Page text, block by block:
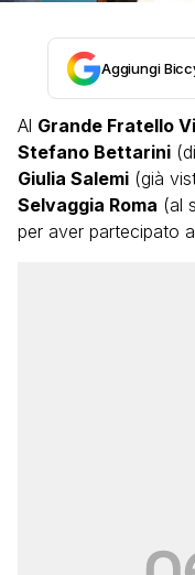
Aggiungi
Al Grande Fratello
Stefano Bettarini
Giulia Salemi (già
Selvaggia Roma (al
per aver partecipato